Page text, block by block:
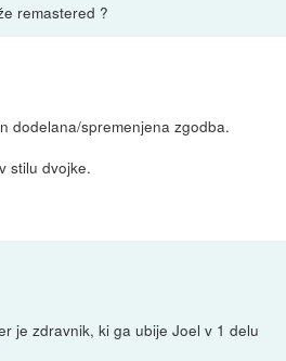
remastered ?
dodelana/spremenjena zgodba.
stilu dvojke.
je zdravnik, ki ga ubije Joel v 1 delu